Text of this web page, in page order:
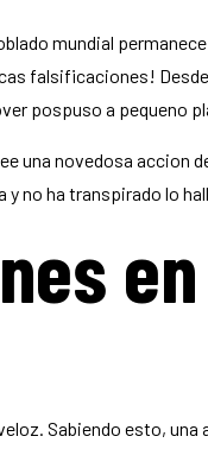
mundial
falsificaciones!
pospuso a pequeno
una novedosa accion
y no ha transpirado lo
Sabiendo esto,